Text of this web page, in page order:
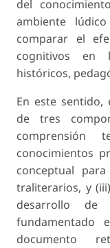
del
ambiente
comparar el
cognitivos en
históricos,
En este sentido,
de tres
conocimientos
conceptual
traliterarios, y
desarrollo de
fundamentado
documento